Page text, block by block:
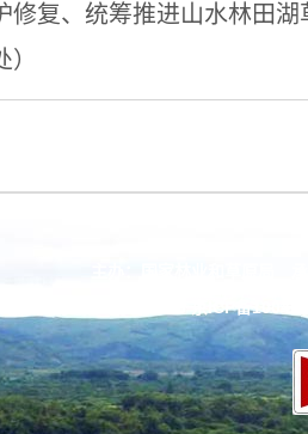
修复、统筹推进山水林田
京ICP备